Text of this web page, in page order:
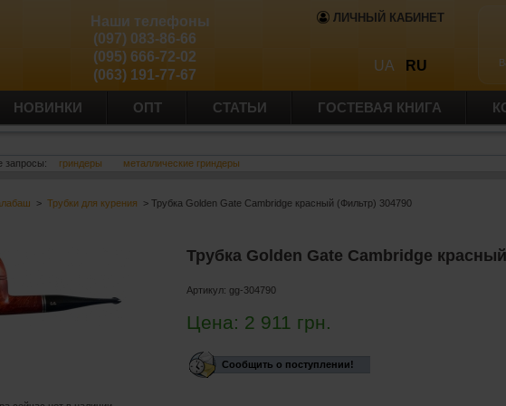
ЛИЧНЫЙ КАБИНЕТ
UA RU
Наши телефоны
(097) 083-86-66
(095) 666-72-02
(063) 191-77-67
НОВИНКИ ОПТ СТАТЬИ ГОСТЕВАЯ КНИГА
запросы: гриндеры металлические гриндеры
> Трубки для курения > Трубка Golden Gate Cambridge красный (Фильтр) 304790
Трубка Golden Gate Cambridge
Артикул:gg-304790
Цена: 2 911 грн.
Сообщить о поступлении!